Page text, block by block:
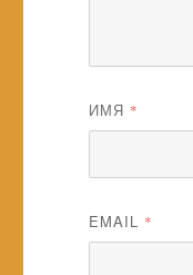
ИМЯ *
EMAIL *